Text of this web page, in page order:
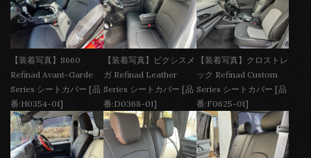
【装着写真】S660
Refinad Avant-Garde
Series シートカバー [品
番:H0354-01]
【装着写真】ピクシスメ
ガ Refinad Leather
Series シートカバー [品
番:D0368-01]
【装着写真】クロストレ
ック Refinad Custom
Series シートカバー [品
番:F0625-01]